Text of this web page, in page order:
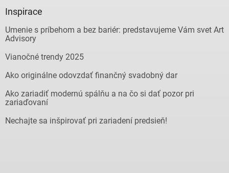
Inspirace
Umenie s príbehom a bez bariér: predstavujeme Vám svet Art
Advisory
Vianočné trendy 2025
Ako originálne odovzdať finančný svadobný dar
Ako zariadiť modernú spálňu a na čo si dať pozor pri
zariaďovaní
Nechajte sa inšpirovať pri zariadení predsieň!